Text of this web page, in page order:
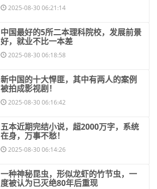
2025-08-30 06:21:14
​中国最好的5所二本理科院校，发展前景
好，就业不比一本差
2025-08-30 06:18:58
​新中国的十大悍匪，其中有两人的案例
被拍成影视剧！
2025-08-30 06:16:42
​五本近期完结小说，超2000万字，系统
在身，万事不愁！
2025-08-30 06:14:26
​一种神秘昆虫，形似龙虾的竹节虫，一
度被认为已灭绝80年后重现